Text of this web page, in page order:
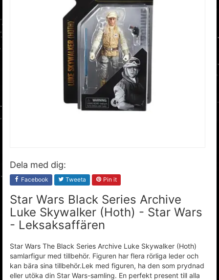
Dela med dig:
Facebook Tweeta Pin it
Star Wars Black Series Archive
Luke Skywalker (Hoth) - Star Wars
- Leksaksaffären
Star Wars The Black Series Archive Luke Skywalker (Hoth)
samlarfigur med tillbehör. Figuren har flera rörliga leder och
kan bära sina tillbehör.Lek med figuren, ha den som prydnad
eller utöka din Star Wars-samling. En perfekt present till alla